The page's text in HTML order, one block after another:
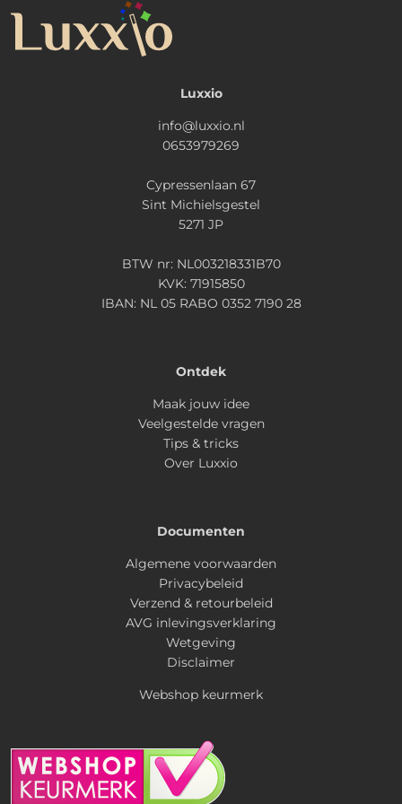
Luxxio
info@luxxio.nl
0653979269
Cypressenlaan 67
Sint Michielsgestel
5271 JP
BTW nr: NL003218331B70
KVK: 71915850
IBAN: NL 05 RABO 0352 7190 28
Ontdek
Maak jouw idee
Veelgestelde vragen
Tips & tricks
Over Luxxio
Documenten
Algemene voorwaarden
Privacybeleid
Verzend & retourbeleid
AVG inlevingsverklaring
Wetgeving
Disclaimer
Webshop keurmerk